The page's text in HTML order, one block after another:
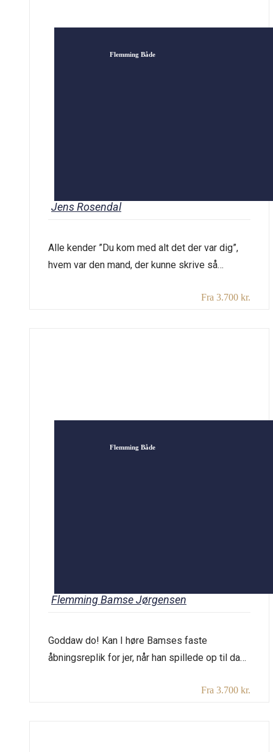
Flemming Både
Jens Rosendal
Alle kender ”Du kom med alt det der var dig”,
hvem var den mand, der kunne skrive så
stærkt indremissionsk miljø, som han brød
Fra 3.700 kr.
Flemming Både
Flemming Bamse Jørgensen
Goddaw do! Kan I høre Bamses faste
åbningsreplik for jer, når han spillede op til dans
Danmark? Flemming Både fortæller om den
Fra 3.700 kr.